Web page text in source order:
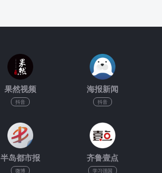
果然视频
抖音
海报新闻
抖音
半岛都市报
微博
齐鲁壹点
学习强国